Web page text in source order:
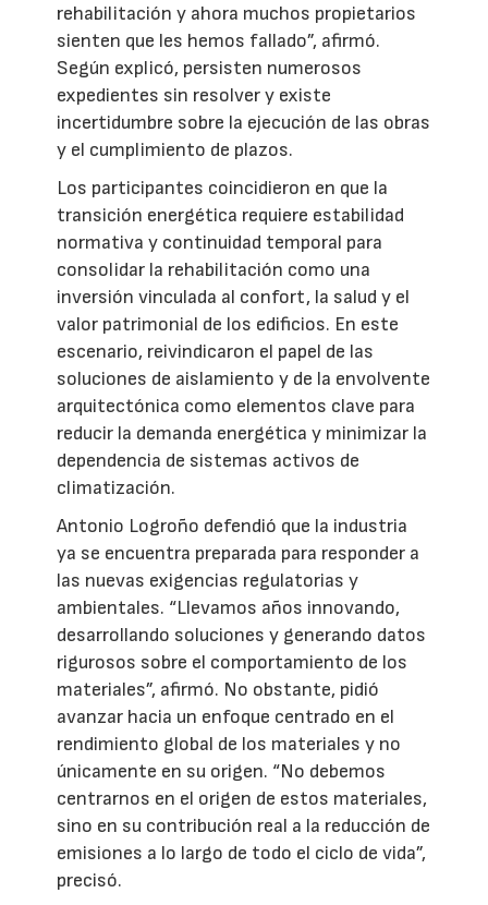
rehabilitación y ahora muchos propietarios
sienten que les hemos fallado”, afirmó.
Según explicó, persisten numerosos
expedientes sin resolver y existe
incertidumbre sobre la ejecución de las obras
y el cumplimiento de plazos.
Los participantes coincidieron en que la
transición energética requiere estabilidad
normativa y continuidad temporal para
consolidar la rehabilitación como una
inversión vinculada al confort, la salud y el
valor patrimonial de los edificios. En este
escenario, reivindicaron el papel de las
soluciones de aislamiento y de la envolvente
arquitectónica como elementos clave para
reducir la demanda energética y minimizar la
dependencia de sistemas activos de
climatización.
Antonio Logroño defendió que la industria
ya se encuentra preparada para responder a
las nuevas exigencias regulatorias y
ambientales. “Llevamos años innovando,
desarrollando soluciones y generando datos
rigurosos sobre el comportamiento de los
materiales”, afirmó. No obstante, pidió
avanzar hacia un enfoque centrado en el
rendimiento global de los materiales y no
únicamente en su origen. “No debemos
centrarnos en el origen de estos materiales,
sino en su contribución real a la reducción de
emisiones a lo largo de todo el ciclo de vida”,
precisó.